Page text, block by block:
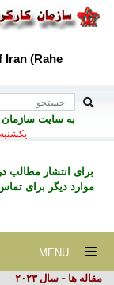
Iran (Rahe
به سايت سازمان
يكشنبه ۱۸ مرداد ۱۴۰۵ برابر با ۰۹
برای انتشار
موارد ديگر برای
مقاله ها - سال ۲٠۲۳